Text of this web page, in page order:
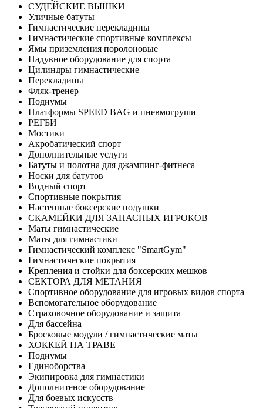
СУДЕЙСКИЕ ВЫШКИ
Уличные батуты
Гимнастические перекладины
Гимнастические спортивные комплексы
Ямы приземления поролоновые
Надувное оборудование для спорта
Цилиндры гимнастические
Перекладины
Фляк-тренер
Подиумы
Платформы SPEED BAG и пневмогруши
РЕГБИ
Мостики
Акробатический спорт
Дополнительные услуги
Батуты и полотна для джампинг-фитнеса
Носки для батутов
Водный спорт
Спортивные покрытия
Настенные боксерские подушки
СКАМЕЙКИ ДЛЯ ЗАПАСНЫХ ИГРОКОВ
Маты гимнастические
Маты для гимнастики
Гимнастический комплекс "SmartGym"
Гимнастические покрытия
Крепления и стойки для боксерских мешков
СЕКТОРА ДЛЯ МЕТАНИЯ
Спортивное оборудование для игровых видов спорта
Вспомогательное оборудование
Страховочное оборудование и защита
Для бассейна
Бросковые модули / гимнастические маты
ХОККЕЙ НА ТРАВЕ
Подиумы
Единоборства
Экипировка для гимнастики
Дополнитеное оборудование
Для боевых искусств